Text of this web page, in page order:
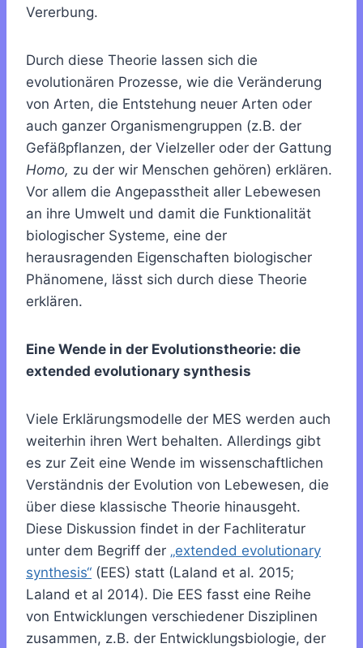
Vererbung.
Durch diese Theorie lassen sich die
evolutionären Prozesse, wie die Veränderung
von Arten, die Entstehung neuer Arten oder
auch ganzer Organismengruppen (z.B. der
Gefäßpflanzen, der Vielzeller oder der Gattung
Homo, zu der wir Menschen gehören) erklären.
Vor allem die Angepasstheit aller Lebewesen
an ihre Umwelt und damit die Funktionalität
biologischer Systeme, eine der
herausragenden Eigenschaften biologischer
Phänomene, lässt sich durch diese Theorie
erklären.
Eine Wende in der Evolutionstheorie: die
extended evolutionary synthesis
Viele Erklärungsmodelle der MES werden auch
weiterhin ihren Wert behalten. Allerdings gibt
es zur Zeit eine Wende im wissenschaftlichen
Verständnis der Evolution von Lebewesen, die
über diese klassische Theorie hinausgeht.
Diese Diskussion findet in der Fachliteratur
unter dem Begriff der „extended evolutionary
synthesis“ (EES) statt (Laland et al. 2015;
Laland et al 2014). Die EES fasst eine Reihe
von Entwicklungen verschiedener Disziplinen
zusammen, z.B. der Entwicklungsbiologie, der